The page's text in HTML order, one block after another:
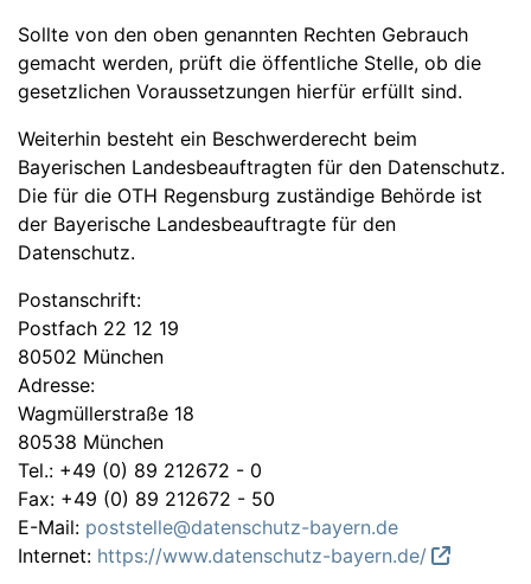
Sollte von den oben genannten Rechten Gebrauch
gemacht werden, prüft die öffentliche Stelle, ob die
gesetzlichen Voraussetzungen hierfür erfüllt sind.
Weiterhin besteht ein Beschwerderecht beim
Bayerischen Landesbeauftragten für den Datenschutz.
Die für die OTH Regensburg zuständige Behörde ist
der Bayerische Landesbeauftragte für den
Datenschutz.
Postanschrift:
Postfach 22 12 19
80502 München
Adresse:
Wagmüllerstraße 18
80538 München
Tel.: +49 (0) 89 212672 - 0
Fax: +49 (0) 89 212672 - 50
E-Mail: poststelle@datenschutz-bayern.de
Internet: https://www.datenschutz-bayern.de/